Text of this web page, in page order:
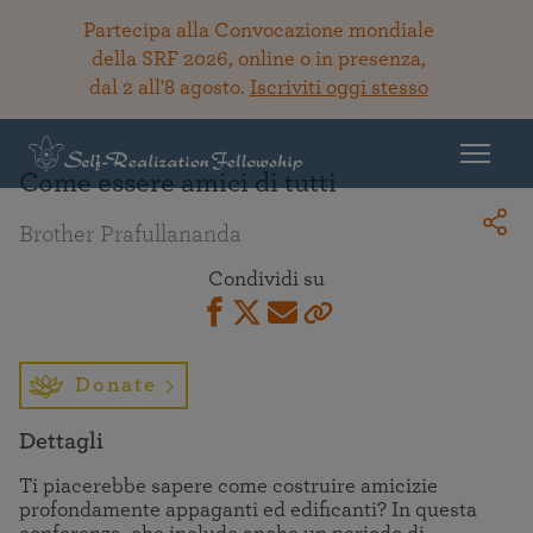
Partecipa alla Convocazione mondiale
della SRF 2026, online o in presenza,
dal 2 all'8 agosto. Iscriviti oggi stesso
Come essere amici di tutti
Brother Prafullananda
Condividi su
Donate
Dettagli
Ti piacerebbe sapere come costruire amicizie
profondamente appaganti ed edificanti? In questa